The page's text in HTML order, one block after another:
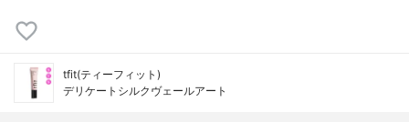
tfit(ティーフィット)
デリケートシルクヴェールアート